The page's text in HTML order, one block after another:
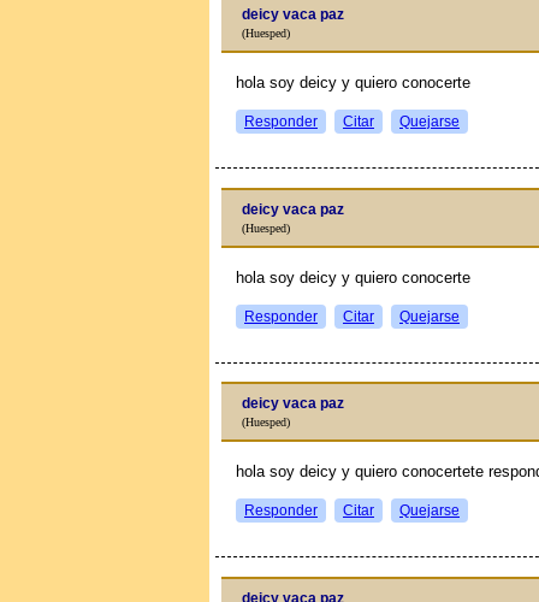
deicy vaca paz
(Huesped)
hola soy deicy y quiero conocerte
Responder Citar Quejarse
deicy vaca paz
(Huesped)
hola soy deicy y quiero conocerte
Responder Citar Quejarse
deicy vaca paz
(Huesped)
hola soy deicy y quiero conocertete
Responder Citar Quejarse
deicy vaca paz